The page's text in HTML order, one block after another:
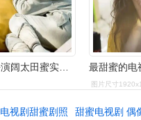
电视剧甜蜜海清扮演阔太田蜜实力派演员任重饰演暖心常胜
图片尺寸
电视剧甜蜜剧照 甜蜜电视剧 偶